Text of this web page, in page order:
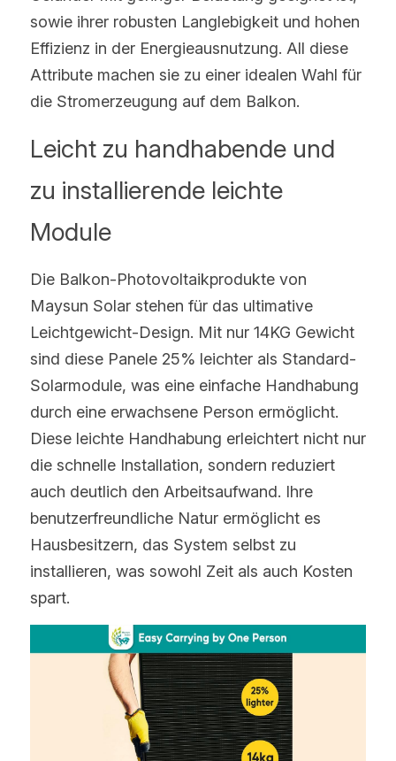
sowie ihrer robusten Langlebigkeit und hohen
Effizienz in der Energieausnutzung. All diese
Attribute machen sie zu einer idealen Wahl für
die Stromerzeugung auf dem Balkon.
Leicht zu handhabende und
zu installierende leichte
Module
Die Balkon-Photovoltaikprodukte von
Maysun Solar stehen für das ultimative
Leichtgewicht-Design. Mit nur 14KG Gewicht
sind diese Panele 25% leichter als Standard-
Solarmodule, was eine einfache Handhabung
durch eine erwachsene Person ermöglicht.
Diese leichte Handhabung erleichtert nicht nur
die schnelle Installation, sondern reduziert
auch deutlich den Arbeitsaufwand. Ihre
benutzerfreundliche Natur ermöglicht es
Hausbesitzern, das System selbst zu
installieren, was sowohl Zeit als auch Kosten
spart.